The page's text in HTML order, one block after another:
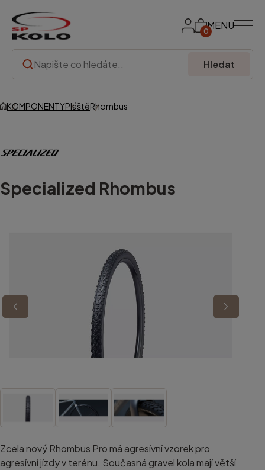
0MENU
Hledat
KOMPONENTYPláštěRhombus
Specialized Rhombus
Zcela nový Rhombus Pro má agresívní vzorek pro
agresívní jízdy v terénu. Současná gravel kola mají větší